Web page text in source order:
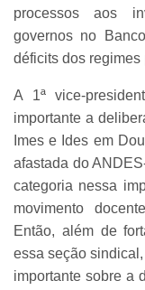
processos aos
governos no
déficits dos
A 1ª vice-
importante a
Imes e Ides em
afastada do
categoria nessa
movimento
Então, além de
essa seção
importante sobre a